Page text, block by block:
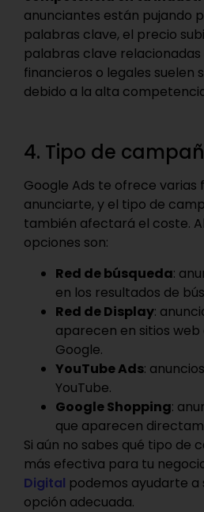
anunciantes están pujando
palabras clave, el precio
palabras clave relacionadas
financieros o legales suelen
debido a la alta
4. Tipo de
Google Ads te ofrece varias
anunciarte, y el tipo de
también afectará el coste.
opciones son:
Red de búsqueda:
en los resultados de
Red de Display:
aparecen en sitios web
Google.
YouTube Ads:
YouTube.
Google Shopping:
que aparecen
Si aún no sabes qué tipo de
más efectiva para tu
Digital podemos ayudarte a
opción adecuada.